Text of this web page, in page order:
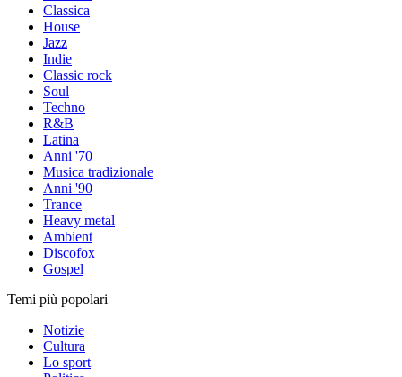
Classica
House
Jazz
Indie
Classic rock
Soul
Techno
R&B
Latina
Anni '70
Musica tradizionale
Anni '90
Trance
Heavy metal
Ambient
Discofox
Gospel
Temi più popolari
Notizie
Cultura
Lo sport